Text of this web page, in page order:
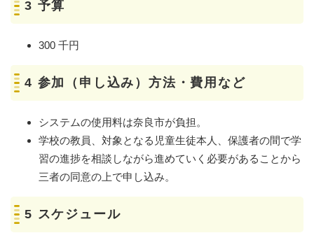
3 予算
300 千円
4 参加（申し込み）方法・費用など
システムの使用料は奈良市が負担。
学校の教員、対象となる児童生徒本人、保護者の間で学
習の進捗を相談しながら進めていく必要があることから
三者の同意の上で申し込み。
5 スケジュール